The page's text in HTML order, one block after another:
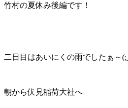
竹村の夏休み後編です！
二日目はあいにくの雨でしたぁ～
朝から伏見稲荷大社へ